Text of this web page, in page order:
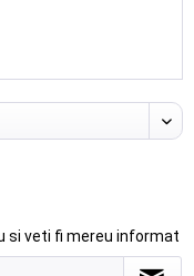
si veti fi mereu informat